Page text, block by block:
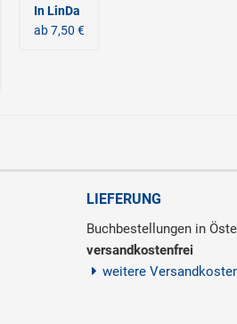
In LinDa
ab 7,50 €
LIEFERUNG
Buchbestellungen in
versandkostenfrei
weitere